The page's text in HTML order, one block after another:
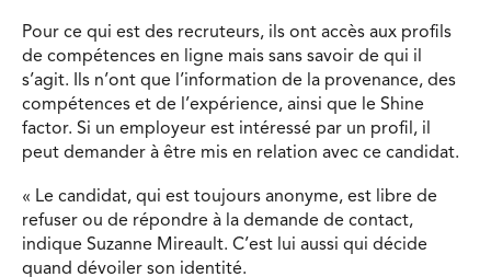
Pour ce qui est des recruteurs, ils ont accès aux profils
de compétences en ligne mais sans savoir de qui il
s’agit. Ils n’ont que l’information de la provenance, des
compétences et de l’expérience, ainsi que le Shine
factor. Si un employeur est intéressé par un profil, il
peut demander à être mis en relation avec ce candidat.
« Le candidat, qui est toujours anonyme, est libre de
refuser ou de répondre à la demande de contact,
indique Suzanne Mireault. C’est lui aussi qui décide
quand dévoiler son identité.